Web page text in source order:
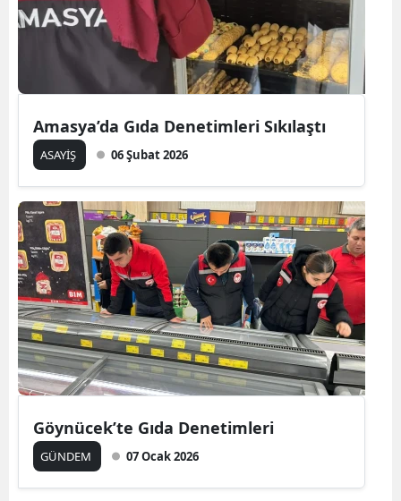
Amasya’da Gıda Denetimleri Sıkılaştı
ASAYİŞ 06 Şubat 2026
Göynücek’te Gıda Denetimleri
GÜNDEM 07 Ocak 2026